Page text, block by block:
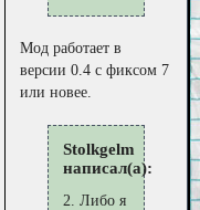
Мод работает в
версии 0.4 с фиксом 7
или новее.
Stolkgelm
написал(а):
2. Либо я